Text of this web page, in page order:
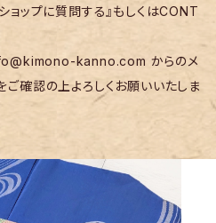
ョップに質問する』もしくはCONT
kanno.com からのメ
確認の上よろしくお願いいたしま